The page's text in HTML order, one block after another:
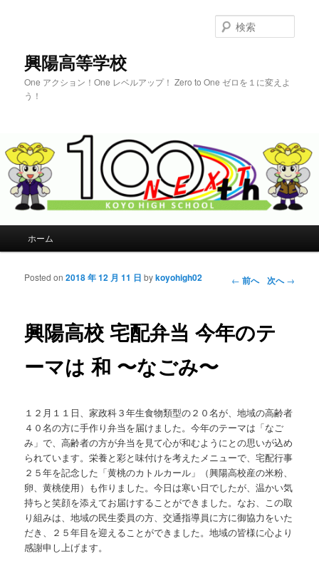
興陽高等学校
One アクション！One レベルアップ！ Zero to One ゼロを１に変えよ
う！
索
メインコンテンツへ移動
サブコンテンツへ移動
ホーム
投稿ナビゲー
← 前へ 次へ→
興陽高校 宅配弁当 今年のテ
ーマは 和 〜なごみ〜
Posted on2018 年 12 月 11 日 bykoyohigh02
１２月１１日、家政科３年生食物類型の２０名が、地域の高齢者
４０名の方に手作り弁当を届けました。今年のテーマは「なご
み」で、高齢者の方が弁当を見て心が和むようにとの思いが込め
られています。栄養と彩と味付けを考えたメニューで、宅配行事
２５年を記念した「黄桃のカトルカール」（興陽高校産の米粉、
卵、黄桃使用）も作りました。今日は寒い日でしたが、温かい気
持ちと笑顔を添えてお届けすることができました。なお、この取
り組みは、地域の民生委員の方、交通指導員に方に御協力をいた
だき、２５年目を迎えることができました。地域の皆様に心より
感謝申し上げます。